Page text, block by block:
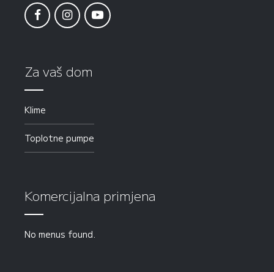
Za vaš dom
Klime
Toplotne pumpe
Komercijalna primjena
No menus found.